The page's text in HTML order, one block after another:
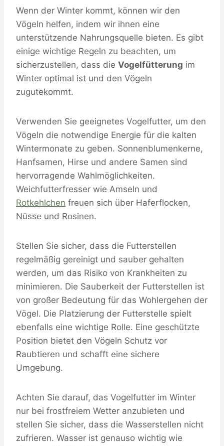
Wenn der Winter kommt, können wir den
Vögeln helfen, indem wir ihnen eine
unterstützende Nahrungsquelle bieten. Es gibt
einige wichtige Regeln zu beachten, um
sicherzustellen, dass die Vogelfütterung im
Winter optimal ist und den Vögeln
zugutekommt.
Verwenden Sie geeignetes Vogelfutter, um den
Vögeln die notwendige Energie für die kalten
Wintermonate zu geben. Sonnenblumenkerne,
Hanfsamen, Hirse und andere Samen sind
hervorragende Wahlmöglichkeiten.
Weichfutterfresser wie Amseln und
Rotkehlchen freuen sich über Haferflocken,
Nüsse und Rosinen.
Stellen Sie sicher, dass die Futterstellen
regelmäßig gereinigt und sauber gehalten
werden, um das Risiko von Krankheiten zu
minimieren. Die Sauberkeit der Futterstellen ist
von großer Bedeutung für das Wohlergehen der
Vögel. Die Platzierung der Futterstelle spielt
ebenfalls eine wichtige Rolle. Eine geschützte
Position bietet den Vögeln Schutz vor
Raubtieren und schafft eine sichere
Umgebung.
Achten Sie darauf, das Vogelfutter im Winter
nur bei frostfreiem Wetter anzubieten und
stellen Sie sicher, dass die Wasserstellen nicht
zufrieren. Wasser ist genauso wichtig wie